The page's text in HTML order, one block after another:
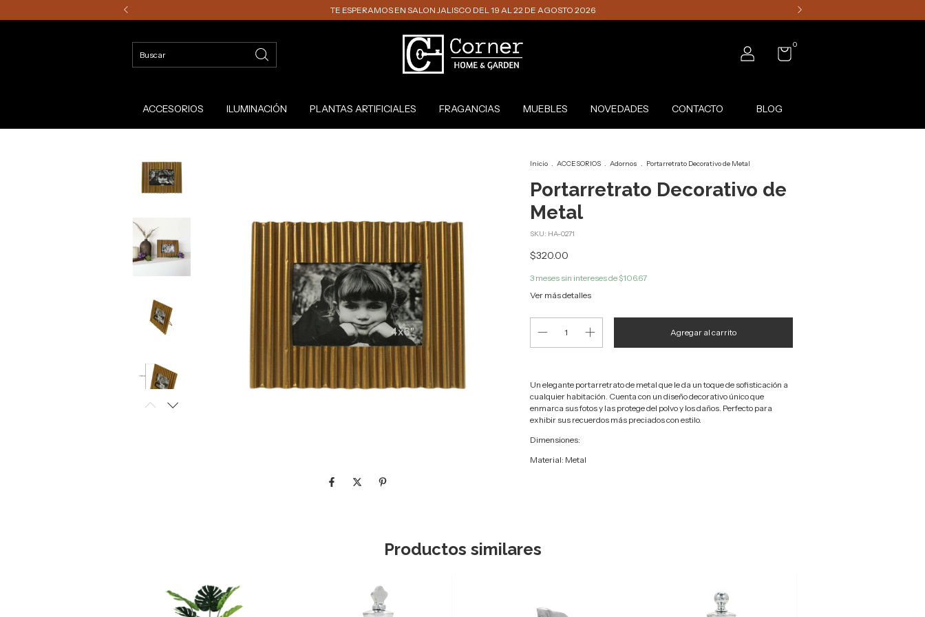
TE ESPERAMOS EN SALON JALISCO DEL 19 AL 22 DE AGOSTO 2026
0
ACCESORIOS ILUMINACIÓN PLANTAS ARTIFICIALES FRAGANCIAS MUEBLES NOVEDADES CONTACTO BLOG
Inicio . ACCESORIOS . Adornos . Portarretrato Decorativo de Metal
Portarretrato Decorativo de
Metal
SKU: HA-0271
$320.00
3 meses sin intereses de $106.67
Ver más detalles
Un elegante portarretrato de metal que le da un toque de sofisticación a
cualquier habitación. Cuenta con un diseño decorativo único que
enmarca sus fotos y las protege del polvo y los daños. Perfecto para
exhibir sus recuerdos más preciados con estilo.
Dimensiones:
Material: Metal
Productos similares